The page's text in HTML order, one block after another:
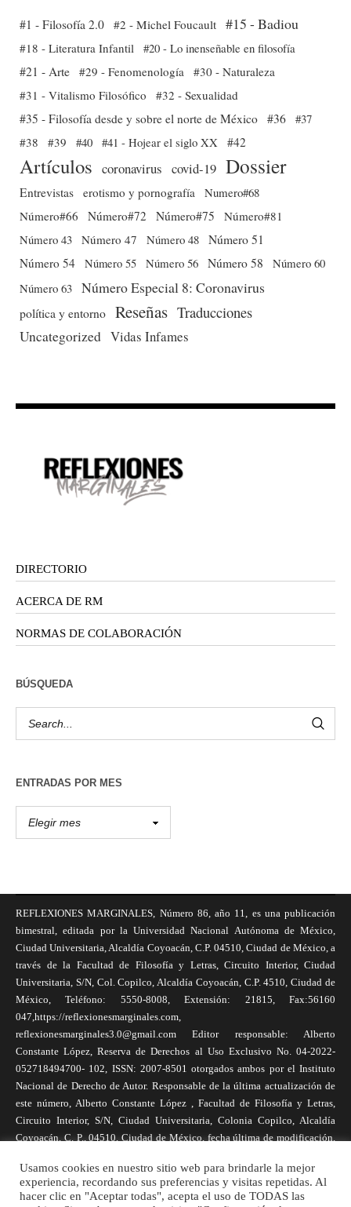
#1 - Filosofía 2.0 #2 - Michel Foucault #15 - Badiou
#18 - Literatura Infantil #20 - Lo inenseñable en filosofía
#21 - Arte #29 - Fenomenología
#30 - Naturaleza
#31 - Vitalismo Filosófico
#32 - Sexualidad
#35 - Filosofía desde y sobre el norte de México #36 #37
#38
#39 #40 #41 - Hojear el siglo XX #42
Artículos coronavirus covid-19 Dossier
Entrevistas erotismo y pornografía
Numero#68
Número#66
Número#72 Número#75
Número#81
Número 43 Número 47 Número 48 Número 51
Número 54 Número 55 Número 56 Número 58
Número 60
Número 63 Número Especial 8: Coronavirus
política y entorno Reseñas Traducciones
Uncategorized Vidas Infames
DIRECTORIO
ACERCA DE RM
NORMAS DE COLABORACIÓN
BÚSQUEDA
ENTRADAS POR MES
REFLEXIONES MARGINALES, Número 86, año 11, es una publicación
bimestral, editada por la Universidad Nacional Autónoma de México,
Ciudad Universitaria, Alcaldía Coyoacán, C.P. 04510, Ciudad de México, a
través de la Facultad de Filosofía y Letras, Circuito Interior, Ciudad
Universitaria, S/N, Col. Copilco, Alcaldía Coyoacán, C.P. 4510, Ciudad de
México, Teléfono: 5550-8008, Extensión: 21815, Fax:56160
047,https://reflexionesmarginales.com,
reflexionesmarginales3.0@gmail.com Editor responsable: Alberto
Constante López, Reserva de Derechos al Uso Exclusivo No. 04-2022-
052718494700- 102, ISSN: 2007-8501 otorgados ambos por el Instituto
Nacional de Derecho de Autor. Responsable de la última actualización de
este número, Alberto Constante López , Facultad de Filosofía y Letras,
Circuito Interior, S/N, Ciudad Universitaria, Colonia Copilco, Alcaldía
Coyoacán, C. P., 04510, Ciudad de México, fecha última de modificación,
necesariamente reflejan la postura de la revista, ni de Universidad Nacional
Autónoma de México. Los autores son responsables de los contenidos de
Usamos cookies en nuestro sitio web para brindarle la mejor
experiencia, recordando sus preferencias y visitas repetidas. Al
hacer clic en "Aceptar todas", acepta el uso de TODAS las